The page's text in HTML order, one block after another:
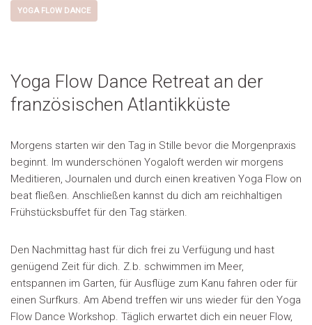
YOGA FLOW DANCE
Yoga Flow Dance Retreat an der
französischen Atlantikküste
Morgens starten wir den Tag in Stille bevor die Morgenpraxis
beginnt. Im wunderschönen Yogaloft werden wir morgens
Meditieren, Journalen und durch einen kreativen Yoga Flow on
beat fließen. Anschließen kannst du dich am reichhaltigen
Frühstücksbuffet für den Tag stärken.
Den Nachmittag hast für dich frei zu Verfügung und hast
genügend Zeit für dich. Z.b. schwimmen im Meer,
entspannen im Garten, für Ausflüge zum Kanu fahren oder für
einen Surfkurs. Am Abend treffen wir uns wieder für den Yoga
Flow Dance Workshop. Täglich erwartet dich ein neuer Flow,